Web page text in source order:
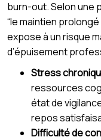
burn-out. Selon une
“le maintien
expose à un risque
d’épuisement
Stress
ressources
état de
repos
Difficulté de